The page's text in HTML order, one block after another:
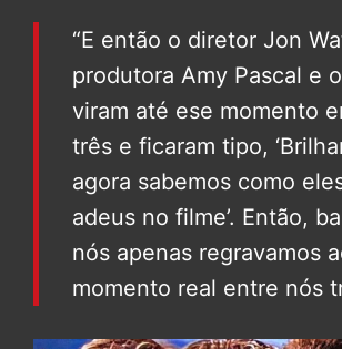
“E então o diretor Jon
produtora Amy Pascal e
viram até ese momento
três e ficaram tipo,
agora sabemos como
adeus no filme’. Então,
nós apenas regravamos
momento real entre nós